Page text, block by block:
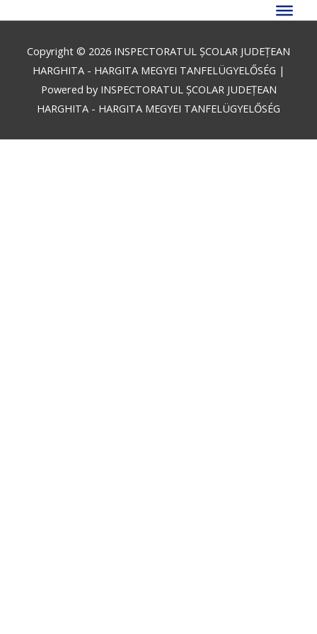
to
Copyright © 2026 INSPECTORATUL ȘCOLAR JUDEȚEAN
HARGHITA - HARGITA MEGYEI TANFELÜGYELŐSÉG |
Powered by INSPECTORATUL ȘCOLAR JUDEȚEAN
HARGHITA - HARGITA MEGYEI TANFELÜGYELŐSÉG